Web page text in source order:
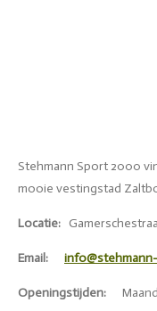
Stehmann Sport 2000
mooie vestingstad
Locatie:
Email:
Openingstijden: